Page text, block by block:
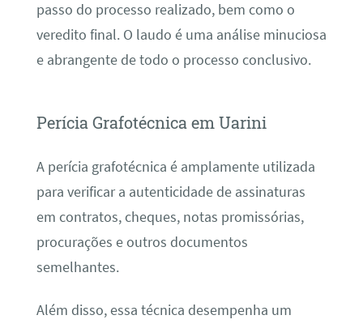
passo do processo realizado, bem como o
veredito final. O laudo é uma análise minuciosa
e abrangente de todo o processo conclusivo.
Perícia Grafotécnica em Uarini
A perícia grafotécnica é amplamente utilizada
para verificar a autenticidade de assinaturas
em contratos, cheques, notas promissórias,
procurações e outros documentos
semelhantes.
Além disso, essa técnica desempenha um